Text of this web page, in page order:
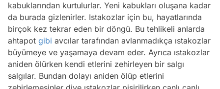
kabuklarından kurtulurlar. Yeni kabukları oluşana kadar
da burada gizlenirler. Istakozlar için bu, hayatlarında
birçok kez tekrar eden bir döngü. Bu tehlikeli anlarda
ahtapot gibi avcılar tarafından avlanmadıkça ıstakozlar
büyümeye ve yaşamaya devam eder. Ayrıca ıstakozlar
aniden ölürken kendi etlerini zehirleyen bir salgı
salgılar. Bundan dolayı aniden ölüp etlerini